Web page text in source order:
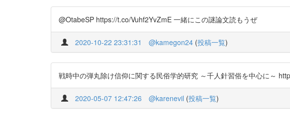
@OtabeSP https://t.co/Vuhf2YvZmE 一緒にこの謎論文読もうぜ
2020-10-22 23:31:31 @kamegon24 (投稿一覧)
戦時中の弾丸除け信仰に関する民俗学的研究 ～千人針習俗を中心に～
2020-05-07 12:47:26 @karenevil (投稿一覧)